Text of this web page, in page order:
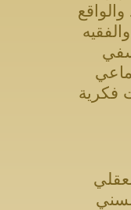
والواقع
فكرية